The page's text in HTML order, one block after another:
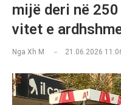
mijë deri në
vitet e
Nga Xh M 21.06.2026